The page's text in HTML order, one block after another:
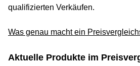
qualifizierten Verkäufen.
Was genau macht ein
Aktuelle Produkte im